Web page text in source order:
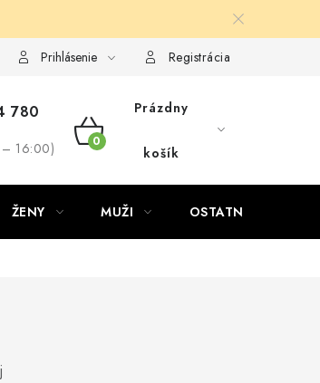
Prihlásenie Registrácia
780
16:00)
NÁKUPNÝ
Prázdny
košík
ŽENY MUŽI OSTATNÉ